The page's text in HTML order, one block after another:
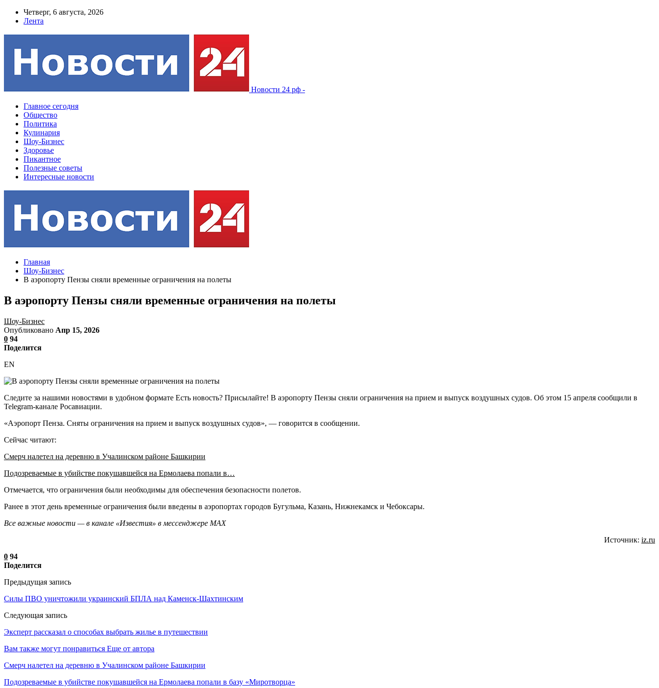
Четверг, 6 августа, 2026
Лента
Новости 24 рф -
Главное сегодня
Общество
Политика
Кулинария
Шоу-Бизнес
Здоровье
Пикантное
Полезные советы
Интересные новости
Главная
Шоу-Бизнес
В аэропорту Пензы сняли временные ограничения на полеты
В аэропорту Пензы сняли временные ограничения на полеты
Шоу-Бизнес
Опубликовано Апр 15, 2026
0 94
Поделится
EN
Следите за нашими новостями в удобном формате Есть новость? Присылайте! В аэропорту Пензы сняли ограничения на прием и выпуск воздушных судов. Об этом 15 апреля сообщили в
Telegram-канале Росавиации.
«Аэропорт Пенза. Сняты ограничения на прием и выпуск воздушных судов», — говорится в сообщении.
Сейчас читают:
Смерч налетел на деревню в Учалинском районе Башкирии
Подозреваемые в убийстве покушавшейся на Ермолаева попали в…
Отмечается, что ограничения были необходимы для обеспечения безопасности полетов.
Ранее в этот день временные ограничения были введены в аэропортах городов Бугульма, Казань, Нижнекамск и Чебоксары.
Все важные новости — в канале «Известия» в мессенджере МАХ
Источник: iz.ru
0 94
Поделится
Предыдущая запись
Силы ПВО уничтожили украинский БПЛА над Каменск-Шахтинским
Следующая запись
Эксперт рассказал о способах выбрать жилье в путешествии
Вам также могут понравиться Еще от автора
Смерч налетел на деревню в Учалинском районе Башкирии
Подозреваемые в убийстве покушавшейся на Ермолаева попали в базу «Миротворца»